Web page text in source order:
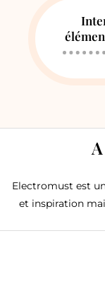
Electromust est
et inspiration